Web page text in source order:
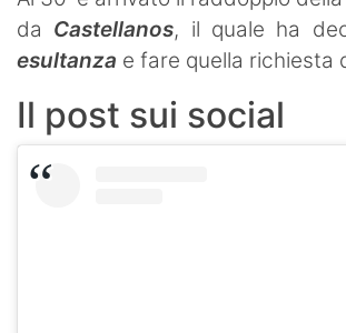
da Castellanos, il quale ha
esultanza e fare quella richiesta
Il post sui social